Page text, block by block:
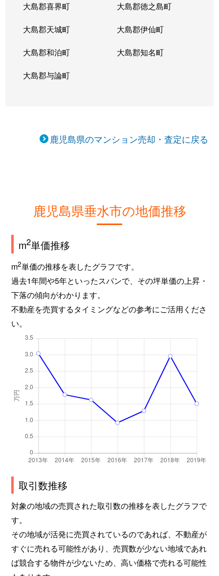
大島郡喜界町 大島郡徳之島町
大島郡天城町 大島郡伊仙町
大島郡和泊町 大島郡知名町
大島郡与論町
鹿児島県のマンション売却・査定に戻る
鹿児島県垂水市の地価推移
m2単価推移
m2単価の推移を表したグラフです。
過去1年間や5年といったスパンで、その坪単価の上昇・
下落の傾向がわかります。
不動産を売買するタイミングなどの参考にご活用くださ
い。
取引数推移
対象の地域の売買された取引数の推移を表したグラフで
す。
その地域が活発に売買されているのであれば、不動産が
すぐに売れる可能性があり、売買数が少ない地域であれ
ば競合する物件が少ないため、高い価格で売れる可能性